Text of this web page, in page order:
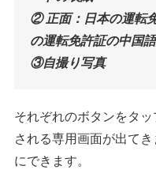
② 正面：日本の運転
の運転免許証の中国
③自撮り写真
それぞれのボタンをタ
される専用画面が出て
にできます。